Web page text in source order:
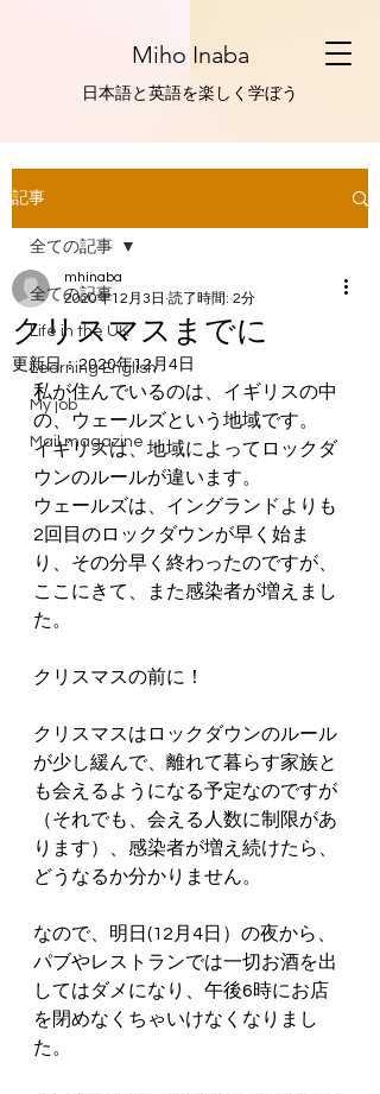
Miho Inaba
​日本語と英語を楽しく学ぼう
記事
全ての記事
Life in the UK
Learning English
My job
Mail magazine
全ての記事
クリスマスまでに
mhinaba
2020年12月3日 読了時間: 2分
更新日：2020年12月4日
私が住んでいるのは、イギリスの中
の、ウェールズという地域です。
イギリスは、地域によってロックダ
ウンのルールが違います。
ウェールズは、イングランドよりも
2回目のロックダウンが早く始ま
り、その分早く終わったのですが、
ここにきて、また感染者が増えまし
た。
クリスマスの前に！
クリスマスはロックダウンのルール
が少し緩んで、離れて暮らす家族と
も会えるようになる予定なのですが
（それでも、会える人数に制限があ
ります）、感染者が増え続けたら、
どうなるか分かりません。
なので、明日(12月4日）の夜から、
パブやレストランでは一切お酒を出
してはダメになり、午後6時にお店
を閉めなくちゃいけなくなりまし
た。